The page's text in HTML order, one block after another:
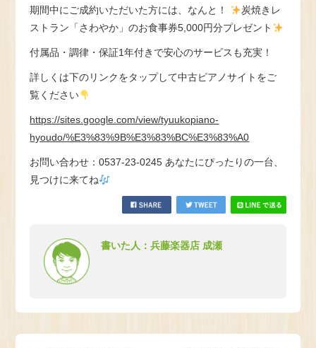
期間中にご成約いただいた方には、なんと！
炭焼きレ
ストラン「さわやか」のお食事券5,000円分プレゼント
付属品・調律・保証1年付きで安心のサービスも充実！
詳しくは下のリンクをタップして中古ピアノサイトをご
覧ください
https://sites.google.com/view/tyuukopiano-
hyoudo/%E3%83%9B%E3%83%BC%E3%83%A0
お問い合わせ：0537-23-0245 あなたにぴったりの一台、
見つけに来てね
書いた人：兵藤楽器店 成瀬